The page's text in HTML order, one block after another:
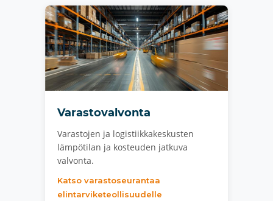
Varastovalvonta
Varastojen ja logistiikkakeskusten
lämpötilan ja kosteuden jatkuva
valvonta.
Katso varastoseurantaa
elintarviketeollisuudelle